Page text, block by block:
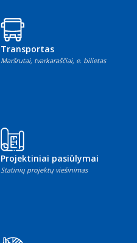
Transportas
Maršrutai, tvarkaraščiai, e. bilietas
Projektiniai pasiūlymai
Statinių projektų viešinimas